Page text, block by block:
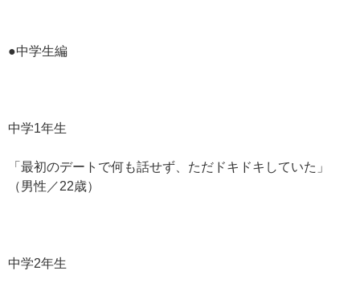
●中学生編
中学1年生
「最初のデートで何も話せず、ただドキドキしていた」
（男性／22歳）
中学2年生